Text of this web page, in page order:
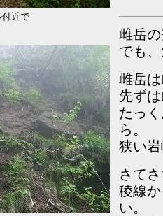
近で
雌岳
でも
雌岳
先ず
たっ
ら。
狭い
さて
稜線
い。